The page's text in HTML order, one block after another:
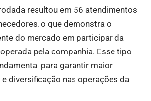
resultou em 56 atendimentos
o que demonstra o
do mercado em participar da
pela companhia. Esse tipo
para garantir maior
diversificação nas operações da